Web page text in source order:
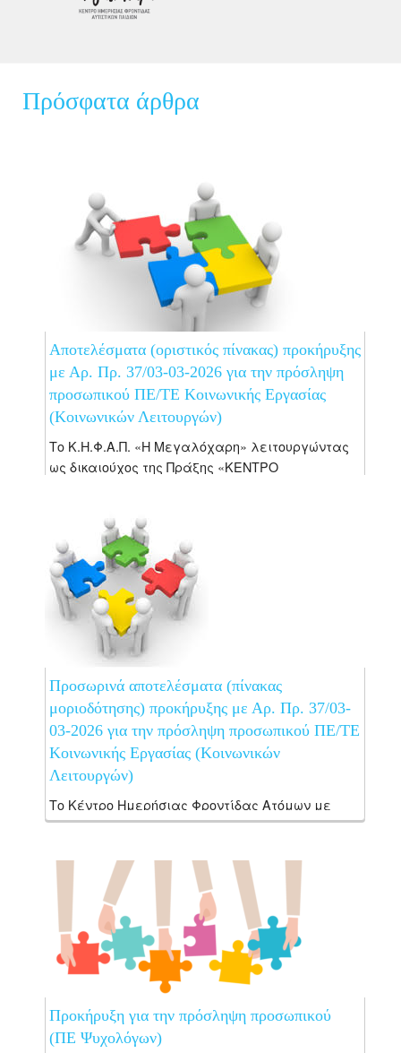
Πρόσφατα άρθρα
Αποτελέσματα (οριστικός πίνακας) προκήρυξης
με Αρ. Πρ. 37/03-03-2026 για την πρόσληψη
προσωπικού ΠΕ/ΤΕ Κοινωνικής Εργασίας
(Κοινωνικών Λειτουργών)
Το Κ.Η.Φ.Α.Π. «Η Μεγαλόχαρη» λειτουργώντας
ως δικαιούχος της Πράξης «ΚΕΝΤΡΟ
κωδικό ΟΠΣ 6003415, η οποία είναι ενταγμένη
στο Πρόγραμμα «Κρήτη»...
Προσωρινά αποτελέσματα (πίνακας
μοριοδότησης) προκήρυξης με Αρ. Πρ. 37/03-
03-2026 για την πρόσληψη προσωπικού ΠΕ/ΤΕ
Κοινωνικής Εργασίας (Κοινωνικών
Λειτουργών)
Το Κέντρο Ημερήσιας Φροντίδας Ατόμων με
Αυτιστικά Στοιχεία και Νοητική Στέρηση
Προστασίας Αυτιστικών Παιδιών Ν. Χανίων,
λειτουργώντας ως δικαιούχος της Πράξης
«ΚΕΝΤΡΟ ΔΙΗΜΕΡΕΥΣΗΣ ΗΜΕΡΗΣΙΑΣ
ΦΡΟΝΤΙΔΑΣ...
Προκήρυξη για την πρόσληψη προσωπικού
(ΠΕ Ψυχολόγων)